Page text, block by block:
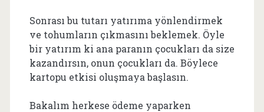
Sonrası bu tutarı yatırıma yönlendirmek
ve tohumların çıkmasını beklemek. Öyle
bir yatırım ki ana paranın çocukları da size
kazandırsın, onun çocukları da. Böylece
kartopu etkisi oluşmaya başlasın.
Bakalım herkese ödeme yaparken